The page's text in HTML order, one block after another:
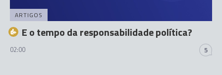
ARTIGOS
E o tempo da responsabilidade política?
02:00 5